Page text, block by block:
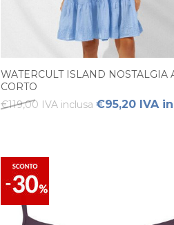
WATERCULT ISLAND NOSTALGIA
CORTO
€119,00 IVA inclusa €95,20 IVA